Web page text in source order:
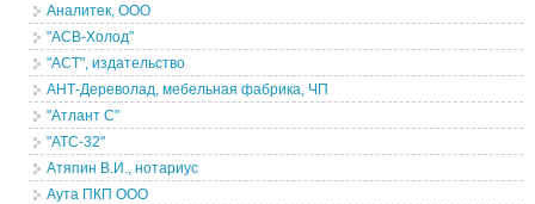
Аналитек, ООО
"АСВ-Холод"
"АСТ", издательство
АНТ-Дереволад, мебельная фабрика, ЧП
"Атлант С"
"АТС-32"
Атяпин В.И., нотариус
Аута ПКП ООО